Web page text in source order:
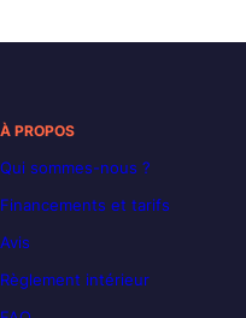
À PROPOS
Qui sommes-nous ?
Financements et tarifs
Avis
Règlement intérieur